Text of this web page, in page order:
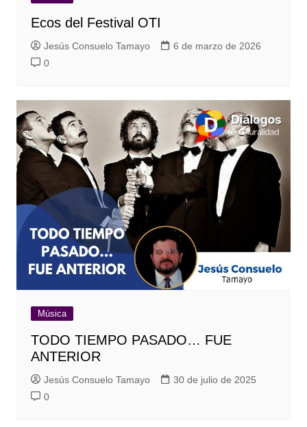
Ecos del Festival OTI
Jesús Consuelo Tamayo
6 de marzo de 2026
0
Música
TODO TIEMPO PASADO… FUE
ANTERIOR
Jesús Consuelo Tamayo
30 de julio de 2025
0